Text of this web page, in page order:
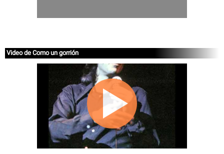
Video de Como un gorrión